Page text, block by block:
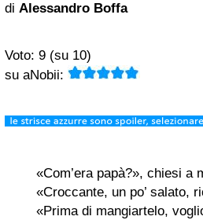
di Alessandro Boffa
Voto: 9 (su 10)
su aNobii:
«Com’era papà?», chiesi a
«Croccante, un po’ salato,
«Prima di mangiartelo,